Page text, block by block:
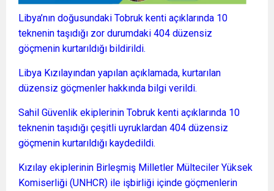
Libya’nın doğusundaki Tobruk kenti açıklarında 10
teknenin taşıdığı zor durumdaki 404 düzensiz
göçmenin kurtarıldığı bildirildi.
Libya Kızılayından yapılan açıklamada, kurtarılan
düzensiz göçmenler hakkında bilgi verildi.
Sahil Güvenlik ekiplerinin Tobruk kenti açıklarında 10
teknenin taşıdığı çeşitli uyruklardan 404 düzensiz
göçmenin kurtarıldığı kaydedildi.
Kızılay ekiplerinin Birleşmiş Milletler Mülteciler Yüksek
Komiserliği (UNHCR) ile işbirliği içinde göçmenlerin